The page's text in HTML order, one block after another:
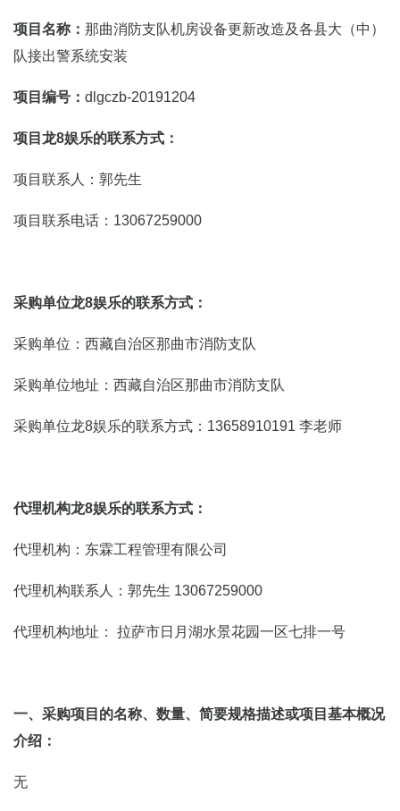
项目名称： 那曲消防支队机房设备更新改造及各县大（中）
队接出警系统安装
项目编号： dlgczb-20191204
项目龙8娱乐的联系方式：
项目联系人：郭先生
项目联系电话：13067259000
采购单位龙8娱乐的联系方式：
采购单位：西藏自治区那曲市消防支队
采购单位地址：西藏自治区那曲市消防支队
采购单位龙8娱乐的联系方式：13658910191 李老师
代理机构龙8娱乐的联系方式：
代理机构：东霖工程管理有限公司
代理机构联系人：郭先生 13067259000
代理机构地址： 拉萨市日月湖水景花园一区七排一号
一、采购项目的名称、数量、简要规格描述或项目基本概况
介绍：
无